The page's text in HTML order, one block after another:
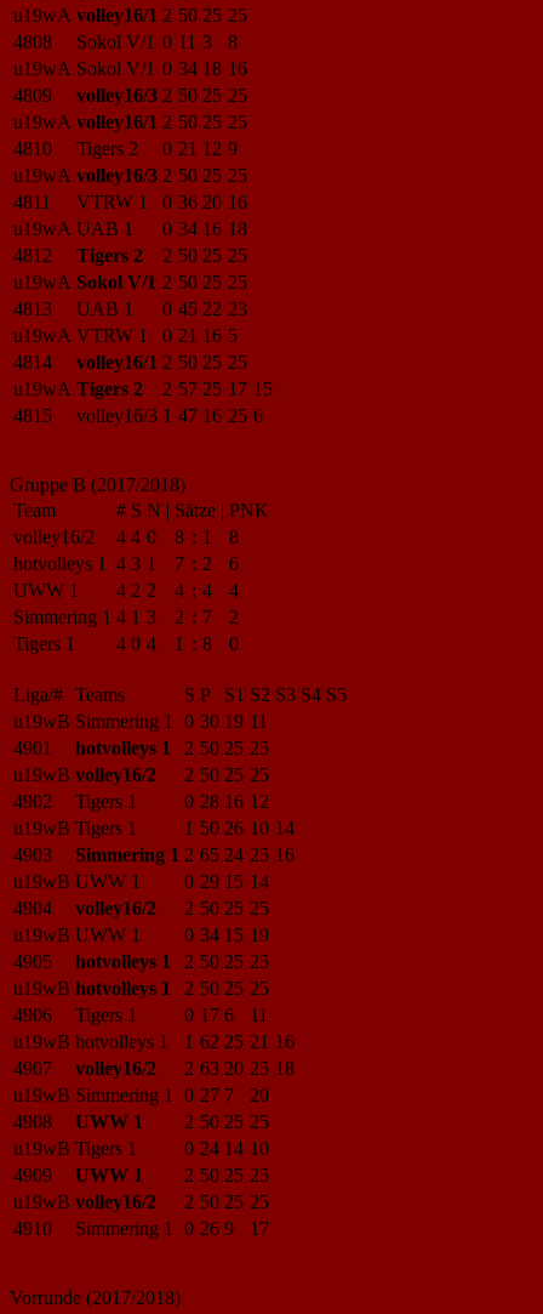
u19wA volley16/1 2 50 25 25
4808
Sokol V/1 0 11 3
8
u19wA Sokol V/1 0 34 18 16
4809
volley16/3 2 50 25 25
u19wA volley16/1 2 50 25 25
4810
Tigers 2 0 21 12 9
u19wA volley16/3 2 50 25 25
4811
VTRW 1 0 36 20 16
u19wA UAB 1 0 34 16 18
4812
Tigers 2 2 50 25 25
u19wA Sokol V/1 2 50 25 25
4813
UAB 1 0 45 22 23
u19wA VTRW 1 0 21 16 5
4814
volley16/1 2 50 25 25
u19wA Tigers 2 2 57 25 17 15
4815
volley16/3 1 47 16 25 6
Gruppe B (2017/2018)
Team
# S N | Sätze | PNK
volley16/2
4 4 0 8 : 1
8
hotvolleys 1
4 3 1 7 : 2
6
UWW 1
4 2 2 4 : 4
4
Simmering 1 4 1 3 2 : 7
2
Tigers 1
4 0 4 1 : 8 0
Liga/# Teams S P S1 S2 S3 S4 S5
u19wB Simmering 1 0 30 19 11
4901
hotvolleys 1 2 50 25 25
u19wB volley16/2 2 50 25 25
4902
Tigers 1 0 28 16 12
u19wB Tigers 1 1 50 26 10 14
4903
Simmering 1 2 65 24 25 16
u19wB UWW 1 0 29 15 14
4904
volley16/2 2 50 25 25
u19wB UWW 1 0 34 15 19
4905
hotvolleys 1 2 50 25 25
u19wB hotvolleys 1 2 50 25 25
4906
Tigers 1 0 17 6
11
u19wB hotvolleys 1 1 62 25 21 16
4907
volley16/2 2 63 20 25 18
u19wB Simmering 1 0 27 7
20
4908
UWW 1 2 50 25 25
u19wB Tigers 1 0 24 14 10
4909
UWW 1 2 50 25 25
u19wB volley16/2 2 50 25 25
4910
Simmering 1 0 26 9 17
Vorrunde (2017/2018)